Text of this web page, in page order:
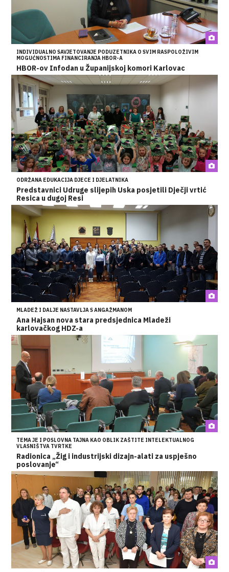
INDIVIDUALNO SAVJETOVANJE PODUZETNIKA O SVIM RASPOLOŽIVIM
MOGUĆNOSTIMA FINANCIRANJA HBOR-A
HBOR-ov Infodan u Županijskoj komori Karlovac
ODRŽANA EDUKACIJA DJECE I DJELATNIKA
Predstavnici Udruge slijepih Uska posjetili Dječji vrtić
Resica u dugoj Resi
MLADEŽ I DALJE NASTAVLJA S ANGAŽMANOM
Ana Hajsan nova stara predsjednica Mladeži
karlovačkog HDZ-a
TEMA JE I POSLOVNA TAJNA KAO OBLIK ZAŠTITE INTELEKTUALNOG
VLASNIŠTVA TVRTKE
Radionica „Žig i industrijski dizajn-alati za uspješno
poslovanje“